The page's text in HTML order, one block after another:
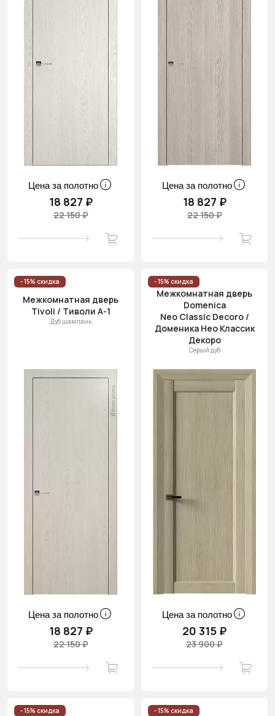
Цена за полотно
18 827 ₽
22 150 ₽
Цена за полотно
18 827 ₽
22 150 ₽
- 15% скидка
Межкомнатная дверь
Tivoli / Тиволи А-1
Дуб шампань
Цена за полотно
18 827 ₽
22 150 ₽
- 15% скидка
Межкомнатная дверь
Domenica
Neo Classic Decoro /
Доменика Нео Классик
Декоро
Серый дуб
Цена за полотно
20 315 ₽
23 900 ₽
- 15% скидка - 15% скидка